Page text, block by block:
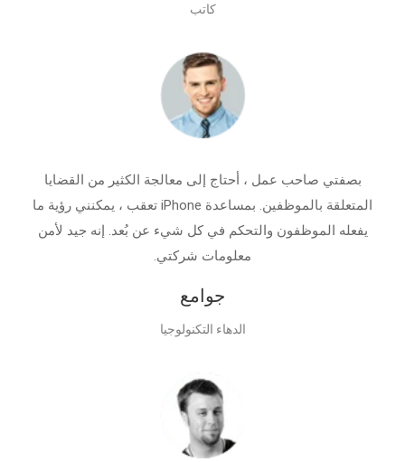
كاتب
بصفتي صاحب عمل ، أحتاج إلى معالجة الكثير من القضايا
المتعلقة بالموظفين. بمساعدة iPhone تعقب ، يمكنني رؤية ما
يفعله الموظفون والتحكم في كل شيء عن بُعد. إنه جيد لأمن
معلومات شركتي.
جوامع
الدهاء التكنولوجيا